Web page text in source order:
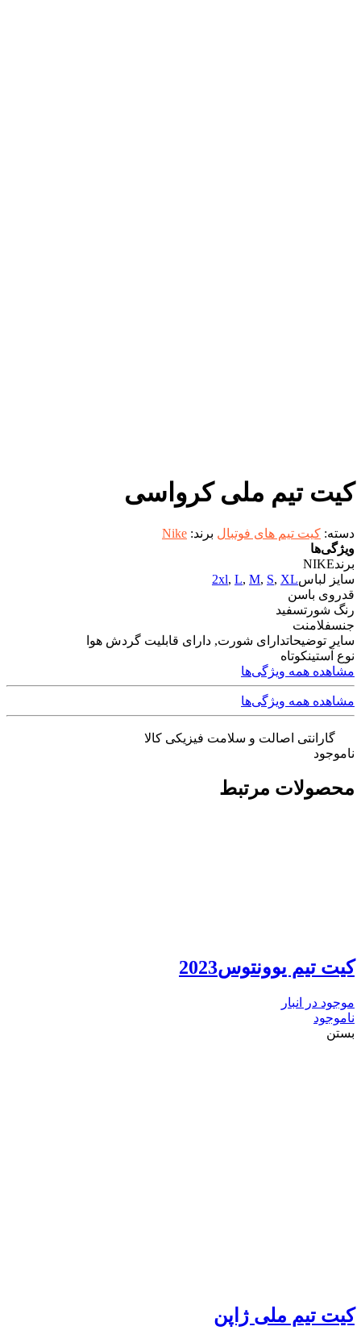
کیت تیم ملی کرواسی
دسته: کیت تیم های فوتبال برند: Nike
ویژگی‌ها
برندNIKE
سایز لباس
2xl, L, M, S, XL
قدروی باسن
رنگ شورتسفید
جنسفلامنت
سایر توضیحاتدارای شورت, دارای قابلیت گردش هوا
نوع آستینکوتاه
مشاهده همه ویژگی‌ها
مشاهده همه ویژگی‌ها
گارانتی اصالت و سلامت فیزیکی کالا
ناموجود
محصولات مرتبط
کیت تیم یوونتوس2023
موجود در انبار
ناموجود
بستن
کیت تیم ملی ژاپن